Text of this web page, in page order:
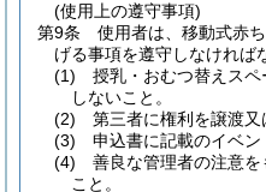
(使用上の遵守事項)
第9条
使用者は、移動式赤
げる事項を遵守しなければ
(1)
授乳・おむつ替えス
しないこと。
(2)
第三者に権利を譲渡又
(3)
申込書に記載のイベン
(4)
善良な管理者の注意
こと。